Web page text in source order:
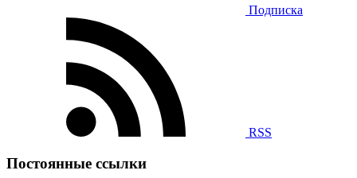
Подписка
RSS
Постоянные ссылки